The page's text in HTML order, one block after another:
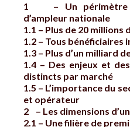
1 – Un périmètre
d’ampleur nationale
1.1 – Plus de 20
1.2 – Tous bénéficiaires
1.3 – Plus d’un milliard
1.4 – Des enjeux et
distincts par marché
1.5 – L’importance du
et opérateur
2 – Les dimensions
2.1 – Une filière de